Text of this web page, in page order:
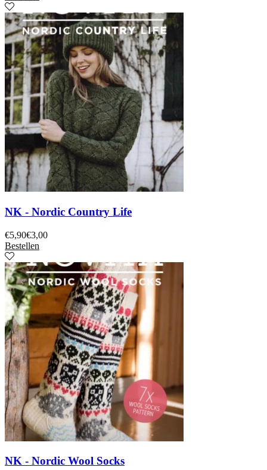
NK - Nordic Country Life
€5,90€3,00
Bestellen
NK - Nordic Wool Socks